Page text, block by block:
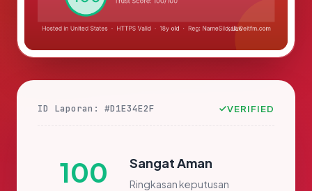
ID Laporan: #D1E34E2F VERIFIED
100 Sangat Aman
Ringkasan keputusan